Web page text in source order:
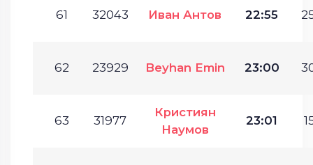
61 32043 Иван Антов 22:55
62 23929 Beyhan Emin 23:00
63 31977
Кристиян
Наумов
23:01